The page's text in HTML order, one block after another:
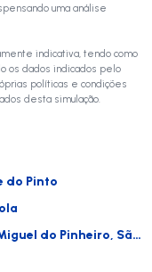
uma análise
indicativa, tendo como
os dados indicados pelo
políticas e condições
desta simulação.
do Pinto
São Miguel do Pinheiro, São Pedro de Solis e São Sebastião dos Carros